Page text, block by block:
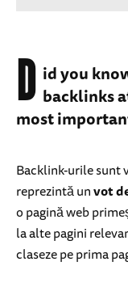
D id you
backlinks
most
Backlink-urile sunt
reprezintă unvot
o pagină web
la alte pagini
claseze pe prima